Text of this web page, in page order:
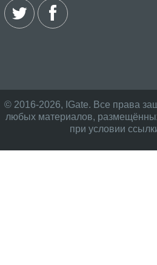
© 2016-2026, IGate. Все права
любых материалов,
при условии